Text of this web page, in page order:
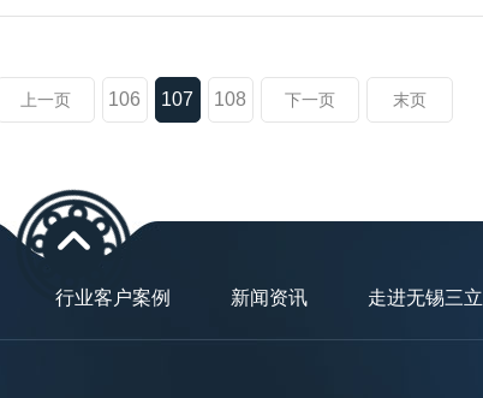
上一页 106 107 108 下一页 末页
行业客户案例 新闻资讯 走进无锡三立